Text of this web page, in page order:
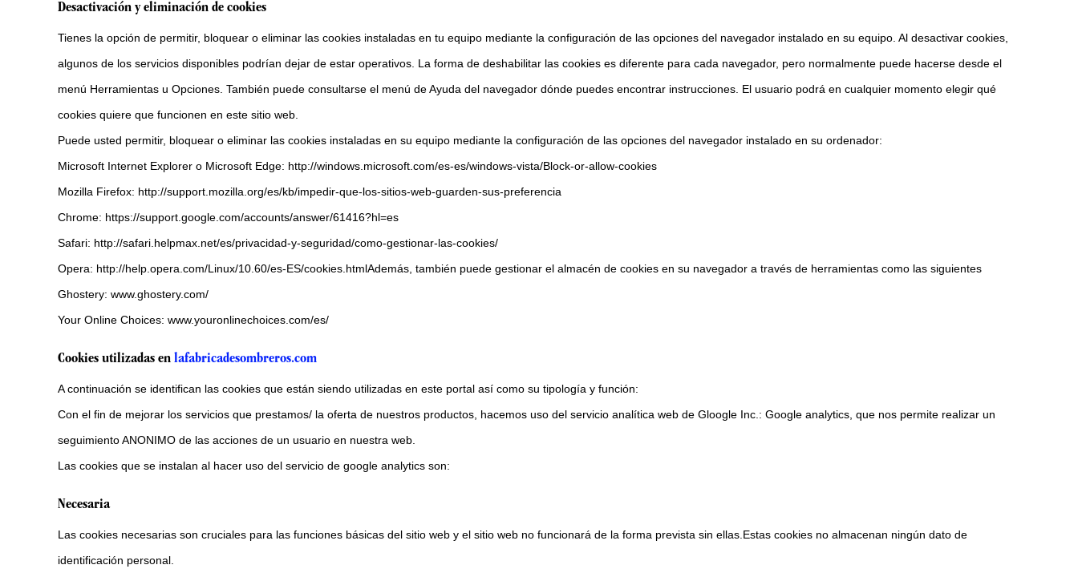
Desactivación y eliminación de cookies
Tienes la opción de permitir, bloquear o eliminar las cookies instaladas en tu equipo mediante la configuración de las opciones del navegador instalado en su equipo. Al desactivar cookies,
algunos de los servicios disponibles podrían dejar de estar operativos. La forma de deshabilitar las cookies es diferente para cada navegador, pero normalmente puede hacerse desde el
menú Herramientas u Opciones. También puede consultarse el menú de Ayuda del navegador dónde puedes encontrar instrucciones. El usuario podrá en cualquier momento elegir qué
cookies quiere que funcionen en este sitio web.
Puede usted permitir, bloquear o eliminar las cookies instaladas en su equipo mediante la configuración de las opciones del navegador instalado en su ordenador:
Microsoft Internet Explorer o Microsoft Edge: http://windows.microsoft.com/es-es/windows-vista/Block-or-allow-cookies
Mozilla Firefox: http://support.mozilla.org/es/kb/impedir-que-los-sitios-web-guarden-sus-preferencia
Chrome: https://support.google.com/accounts/answer/61416?hl=es
Safari: http://safari.helpmax.net/es/privacidad-y-seguridad/como-gestionar-las-cookies/
Opera: http://help.opera.com/Linux/10.60/es-ES/cookies.htmlAdemás, también puede gestionar el almacén de cookies en su navegador a través de herramientas como las siguientes
Ghostery: www.ghostery.com/
Your Online Choices: www.youronlinechoices.com/es/
Cookies utilizadas en lafabricadesombreros.com
A continuación se identifican las cookies que están siendo utilizadas en este portal así como su tipología y función:
Con el fin de mejorar los servicios que prestamos/ la oferta de nuestros productos, hacemos uso del servicio analítica web de Gloogle Inc.: Google analytics, que nos permite realizar un
seguimiento ANONIMO de las acciones de un usuario en nuestra web.
Las cookies que se instalan al hacer uso del servicio de google analytics son:
Necesaria
Las cookies necesarias son cruciales para las funciones básicas del sitio web y el sitio web no funcionará de la forma prevista sin ellas.Estas cookies no almacenan ningún dato de
identificación personal.